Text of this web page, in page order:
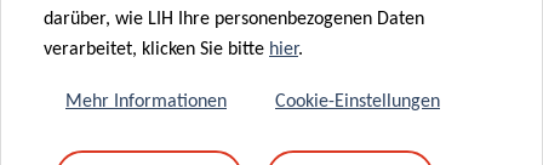
Mit dem Absenden Ihrer Nachricht erklären Sie
Datenschutzrichtlinie.
darüber, wie LIH Ihre personenbezogenen Daten
verarbeitet, klicken Sie bitte hier.
Mehr Informationen Cookie-Einstellungen